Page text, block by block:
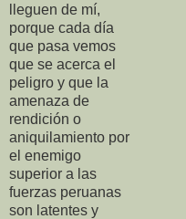
lleguen de mí,
porque cada día
que pasa vemos
que se acerca el
peligro y que la
amenaza de
rendición o
aniquilamiento por
el enemigo
superior a las
fuerzas peruanas
son latentes y